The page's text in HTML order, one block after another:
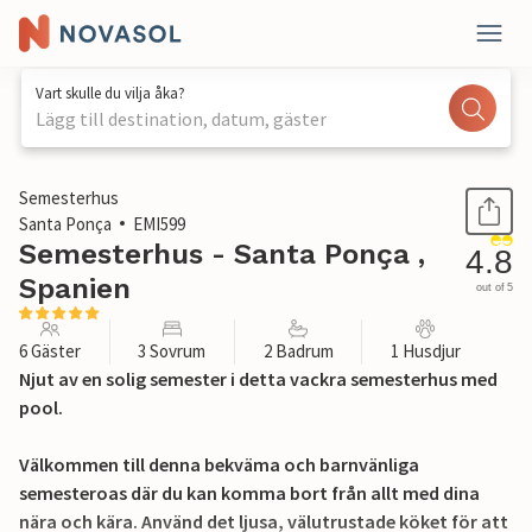
Vart skulle du vilja åka?
Lägg till destination, datum, gäster
1 / 27
Semesterhus
Santa Ponça
EMI599
Semesterhus - Santa Ponça ,
Spanien
4.8
out of 5
6 Gäster 3 Sovrum 2 Badrum 1 Husdjur
Njut av en solig semester i detta vackra semesterhus med
pool.
Välkommen till denna bekväma och barnvänliga
semesteroas där du kan komma bort från allt med dina
nära och kära. Använd det ljusa, välutrustade köket för att